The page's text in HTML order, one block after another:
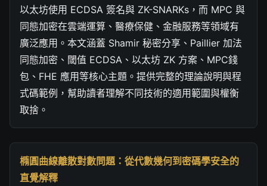
以太坊使用 ECDSA 簽名與 ZK-SNARKs，而 MPC 與
同態加密在雲端運算、醫療保健、金融服務等領域有
廣泛應用。本文涵蓋 Shamir 秘密分享、Paillier 加法
同態加密、閾值 ECDSA、以太坊 ZK 方案、MPC錢
包、FHE 應用等核心主題。提供完整的理論說明與程
式碼範例，幫助讀者理解不同技術的適用範圍與權衡
取捨。
橢圓曲線離散對數問題：從代數幾何到密碼學安全的
直覺解釋